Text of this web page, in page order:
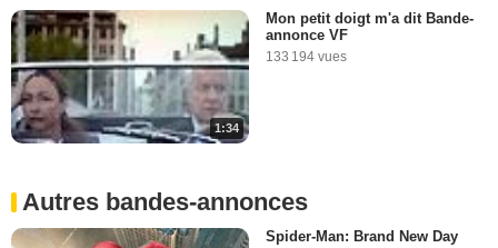
1:34
Mon petit doigt m'a dit Bande-
annonce VF
133 194 vues
Autres bandes-annonces
Spider-Man: Brand New Day